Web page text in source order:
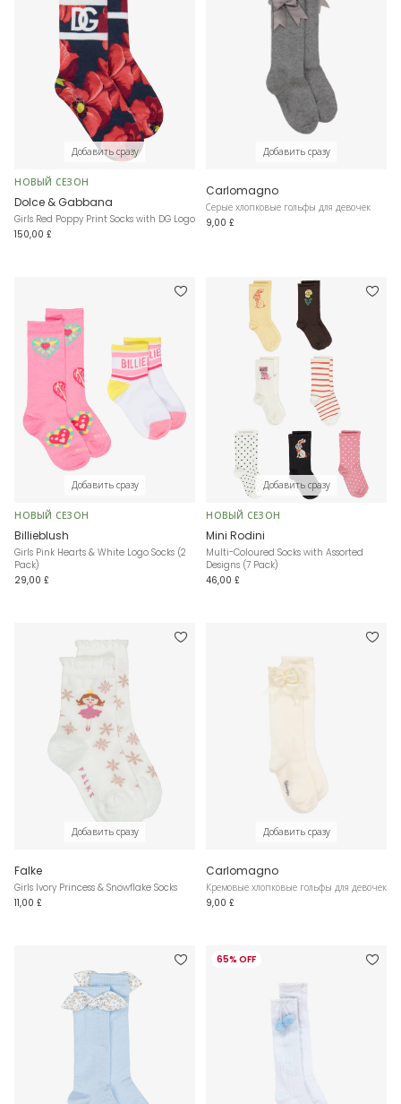
Добавить сразу
НОВЫЙ СЕЗОН
Dolce & Gabbana
Girls Red Poppy Print Socks with DG Logo
150,00 £
Добавить сразу
Carlomagno
Серые хлопковые гольфы для девочек
9,00 £
Добавить сразу
НОВЫЙ СЕЗОН
Billieblush
Girls Pink Hearts & White Logo Socks (2
Pack)
29,00 £
Добавить сразу
НОВЫЙ СЕЗОН
Mini Rodini
Multi-Coloured Socks with Assorted
Designs (7 Pack)
46,00 £
Добавить сразу
Falke
Girls Ivory Princess & Snowflake Socks
11,00 £
Добавить сразу
Carlomagno
Кремовые хлопковые гольфы для девочек
9,00 £
65% OFF